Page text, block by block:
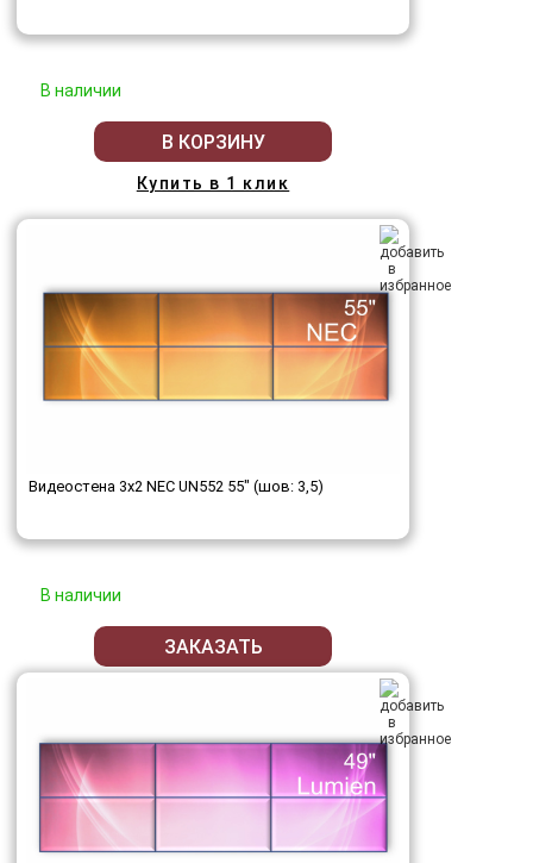
В наличии
В КОРЗИНУ
Купить в 1 клик
Видеостена 3x2 NEC UN552 55" (шов: 3,5)
В наличии
ЗАКАЗАТЬ